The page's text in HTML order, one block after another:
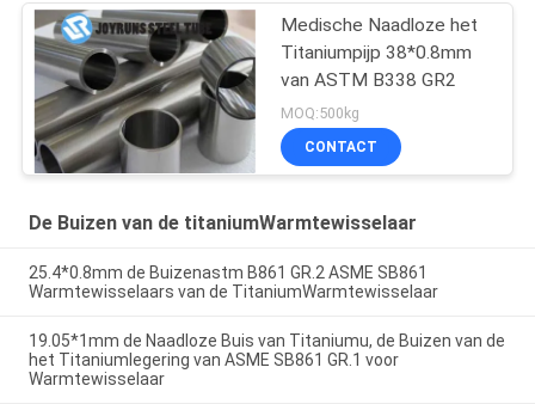
Medische Naadloze het
Titaniumpijp 38*0.8mm
van ASTM B338 GR2
MOQ:500kg
CONTACT
De Buizen van de titaniumWarmtewisselaar
25.4*0.8mm de Buizenastm B861 GR.2 ASME SB861
Warmtewisselaars van de TitaniumWarmtewisselaar
19.05*1mm de Naadloze Buis van Titaniumu, de Buizen van de
het Titaniumlegering van ASME SB861 GR.1 voor
Warmtewisselaar